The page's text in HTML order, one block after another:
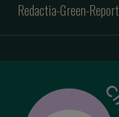
Redactia-Green-Report